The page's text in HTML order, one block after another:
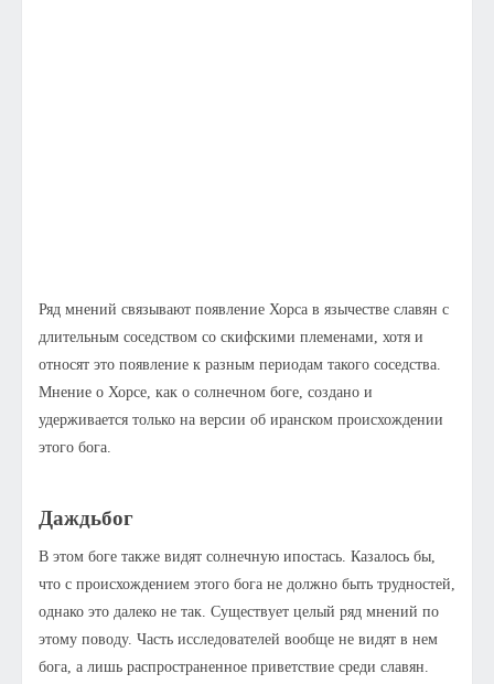
Ряд мнений связывают появление Хорса в язычестве славян с
длительным соседством со скифскими племенами, хотя и
относят это появление к разным периодам такого соседства.
Мнение о Хорсе, как о солнечном боге, создано и
удерживается только на версии об иранском происхождении
этого бога.
Даждьбог
В этом боге также видят солнечную ипостась. Казалось бы,
что с происхождением этого бога не должно быть трудностей,
однако это далеко не так. Существует целый ряд мнений по
этому поводу. Часть исследователей вообще не видят в нем
бога, а лишь распространенное приветствие среди славян.